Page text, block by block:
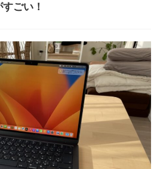
ごい！